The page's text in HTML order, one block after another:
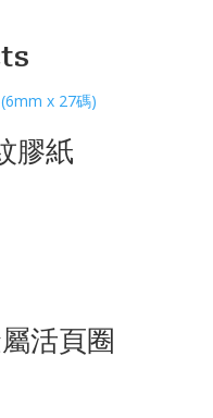
膠紙
活頁圈